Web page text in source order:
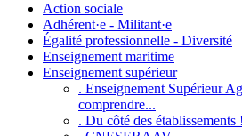
Action sociale
Adhérent·e - Militant·e
Égalité professionnelle - Diversité
Enseignement maritime
Enseignement supérieur
. Enseignement Supérieur
comprendre...
. Du côté des établissements !